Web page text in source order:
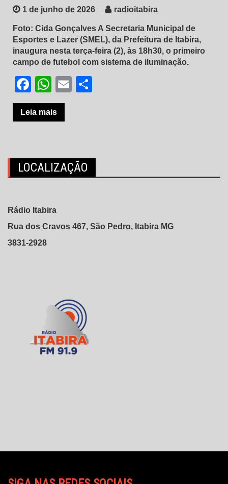
1 de junho de 2026 radioitabira
Foto: Cida Gonçalves A Secretaria Municipal de
Esportes e Lazer (SMEL), da Prefeitura de Itabira,
inaugura nesta terça-feira (2), às 18h30, o primeiro
campo de futebol com sistema de iluminação.
Facebook
WhatsApp
Email
Leia mais
LOCALIZAÇÃO
Rádio Itabira
Rua dos Cravos 467, São Pedro, Itabira MG
3831-2928